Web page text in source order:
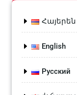
Հայերեն
English
Русский